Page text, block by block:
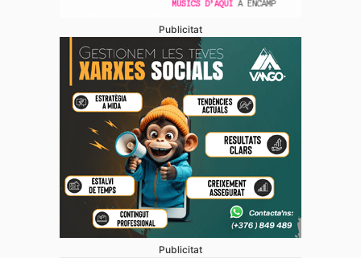
Publicitat
Publicitat